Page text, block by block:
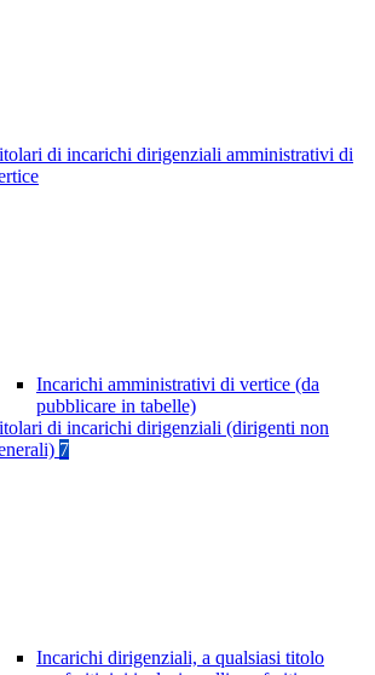
di incarichi dirigenziali amministrativi di
Incarichi amministrativi di vertice (da
pubblicare in tabelle)
di incarichi dirigenziali (dirigenti non
7
Incarichi dirigenziali, a qualsiasi titolo